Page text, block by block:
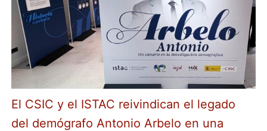
El CSIC y el ISTAC reivindican el legado
del demógrafo Antonio Arbelo en una